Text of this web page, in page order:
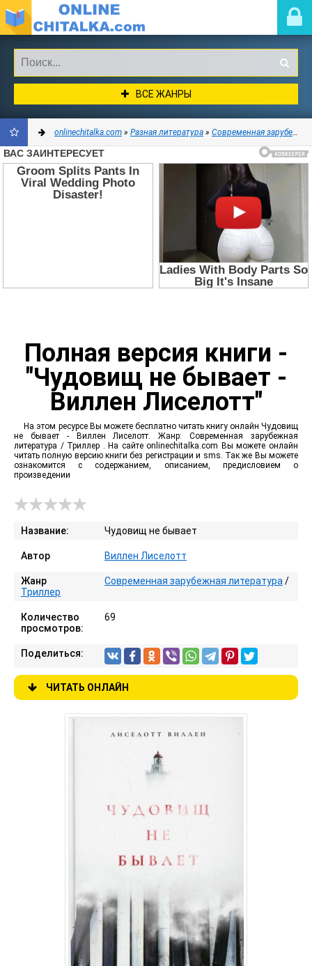
ВСЕ ЖАНРЫ
ДОБАВИТЬ
onlinechitalka.com » Разная литература » Современная зарубежная литература
Полная версия книги -
"Чудовищ не бывает -
Виллен Лиселотт"
На этом ресурсе Вы можете бесплатно читать книгу онлайн Чудовищ
не бывает - Виллен Лиселотт. Жанр: Современная зарубежная
литература / Триллер . На сайте onlinechitalka.com Вы можете онлайн
читать полную версию книги без регистрации и sms. Так же Вы можете
ознакомится с содержанием, описанием, предисловием о
произведении
Название: Чудовищ не бывает
Автор Виллен Лиселотт
Жанр Современная зарубежная литература /
Триллер
Количество
просмотров:
69
Поделиться:
ЧИТАТЬ ОНЛАЙН